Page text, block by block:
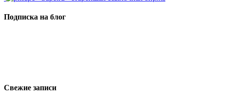
Подписка на блог
Свежие записи